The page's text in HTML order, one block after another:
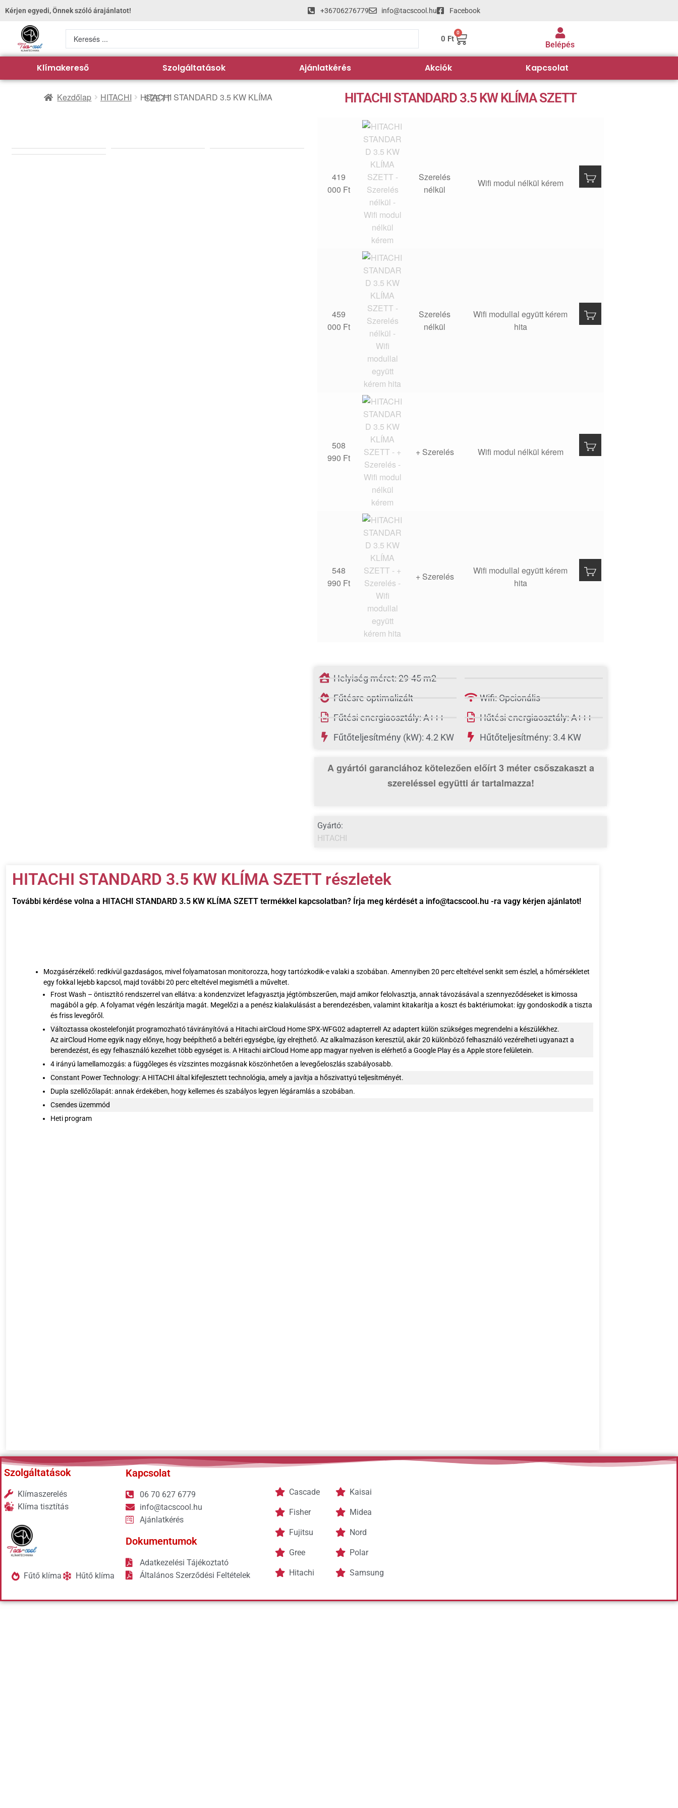
Kérjen egyedi, Önnek szóló árajánlatot! +36706276779 info@tacscool.hu Facebook
0 Ft
0
Belépés
Klímakereső Szolgáltatások Ajánlatkérés Akciók Kapcsolat
Kezdőlap HITACHI HITACHI STANDARD 3.5 KW KLÍMA SZETT HITACHI STANDARD 3.5 KW KLÍMA SZETT
419
000 Ft
Szerelés
nélkül
Wifi modul nélkül kérem
459
000 Ft
Szerelés
nélkül
Wifi modullal együtt kérem
hita
508
990 Ft
+ Szerelés Wifi modul nélkül kérem
548
990 Ft
+ Szerelés
Wifi modullal együtt kérem
hita
Helyiség méret: 29-45 m2
Fűtésre optimalizált
Fűtési energiaosztály: A+++
Fűtőteljesítmény (kW): 4.2 KW
Wifi: Opcionális
Hűtési energiaosztály: A+++
Hűtőteljesítmény: 3.4 KW
A gyártói garanciához kötelezően előírt 3 méter csőszakaszta
szereléssel együtti ár tartalmazza!
Gyártó:
HITACHI
HITACHI STANDARD 3.5 KW KLÍMA SZETT részletek
További kérdése volna a HITACHI STANDARD 3.5 KW KLÍMA SZETT termékkel kapcsolatban? Írja meg kérdését a info@tacscool.hu -ra vagy kérjen ajánlatot!
Mozgásérzékelő: redkívül gazdaságos, mivel folyamatosan monitorozza, hogy tartózkodik-e valaki a szobában. Amennyiben 20 perc elteltével senkit sem észlel, a hőmérsékletet
egy fokkal lejebb kapcsol, majd további 20 perc elteltével megismétli a műveltet.
Frost Wash – öntisztító rendszerrel van ellátva: a kondenzvizet lefagyasztja jégtömbszerűen, majd amikor felolvasztja, annak távozásával a szennyeződéseket is kimossa
magából a gép. A folyamat végén leszárítja magát. Megelőzi a a penész kialakulásást a berendezésben, valamint kitakarítja a koszt és baktériumokat: így gondoskodik a tiszta
és friss levegőről.
Változtassa okostelefonját programozható távirányítóvá a Hitachi airCloud Home SPX-WFG02 adapterrel! Az adaptert külön szükséges megrendelni a készülékhez.
Az airCloud Home egyik nagy előnye, hogy beépíthető a beltéri egységbe, így elrejthető. Az alkalmazáson keresztül, akár 20 különböző felhasználó vezérelheti ugyanazt a
berendezést, és egy felhasználó kezelhet több egységet is. A Hitachi airCloud Home app magyar nyelven is elérhető a Google Play és a Apple store felületein.
4 irányú lamellamozgás: a függőleges és vízszintes mozgásnak köszönhetően a levegőeloszlás szabályosabb.
Constant Power Technology: A HITACHI által kifejlesztett technológia, amely a javítja a hőszivattyú teljesítményét.
Dupla szellőzőlapát: annak érdekében, hogy kellemes és szabályos legyen légáramlás a szobában.
Csendes üzemmód
Heti program
Szolgáltatások
Klímaszerelés
Klíma tisztítás
Fűtő klíma Hűtő klíma
Kapcsolat
06 70 627 6779
info@tacscool.hu
Ajánlatkérés
Dokumentumok
Adatkezelési Tájékoztató
Általános Szerződési Feltételek
Cascade
Fisher
Fujitsu
Gree
Hitachi
Kaisai
Midea
Nord
Polar
Samsung